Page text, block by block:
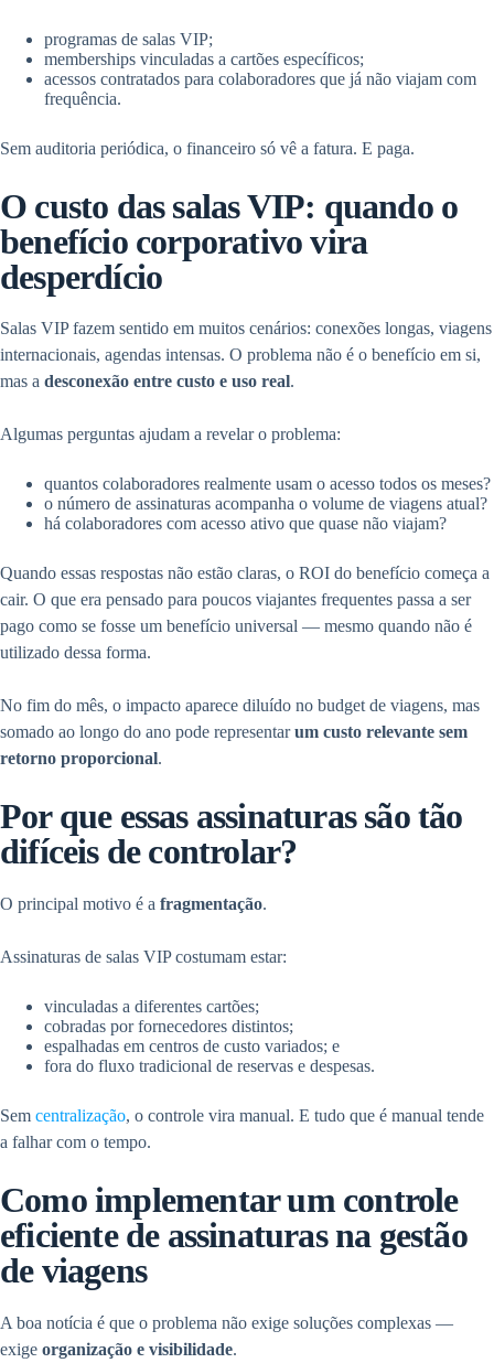
programas de salas VIP;
memberships vinculadas a cartões específicos;
acessos contratados para colaboradores que já não viajam com
frequência.
Sem auditoria periódica, o financeiro só vê a fatura. E paga.
O custo das salas VIP: quando o
benefício corporativo vira
desperdício
Salas VIP fazem sentido em muitos cenários: conexões longas, viagens
internacionais, agendas intensas. O problema não é o benefício em si,
mas a desconexão entre custo e uso real.
Algumas perguntas ajudam a revelar o problema:
quantos colaboradores realmente usam o acesso todos os meses?
o número de assinaturas acompanha o volume de viagens atual?
há colaboradores com acesso ativo que quase não viajam?
Quando essas respostas não estão claras, o ROI do benefício começa a
cair. O que era pensado para poucos viajantes frequentes passa a ser
pago como se fosse um benefício universal — mesmo quando não é
utilizado dessa forma.
No fim do mês, o impacto aparece diluído no budget de viagens, mas
somado ao longo do ano pode representarum custo relevante sem
retorno proporcional.
Por que essas assinaturas são tão
difíceis de controlar?
O principal motivo é a fragmentação.
Assinaturas de salas VIP costumam estar:
vinculadas a diferentes cartões;
cobradas por fornecedores distintos;
espalhadas em centros de custo variados; e
fora do fluxo tradicional de reservas e despesas.
Sem centralização, o controle vira manual. E tudo que é manual tende
a falhar com o tempo.
Como implementar um controle
eficiente de assinaturas na gestão
de viagens
A boa notícia é que o problema não exige soluções complexas —
exige organização e visibilidade.